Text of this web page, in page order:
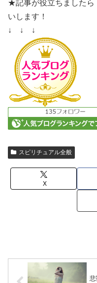
★記事が役立ちましたら
いします！
↓ ↓ ↓
スピリチュアル全般
X